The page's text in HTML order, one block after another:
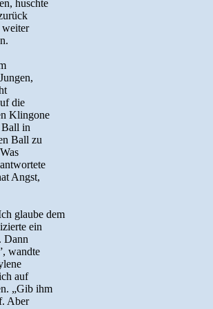
huschte
weiter
die
Klingone
Ball in
Ball zu
Angst,
glaube dem
ein
Dann
wandte
auf
„Gib ihm
Aber